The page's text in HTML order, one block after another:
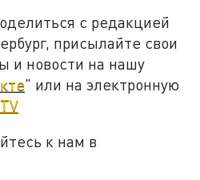
с редакцией
присылайте свои
и новости на нашу
" или на электронную
к нам в